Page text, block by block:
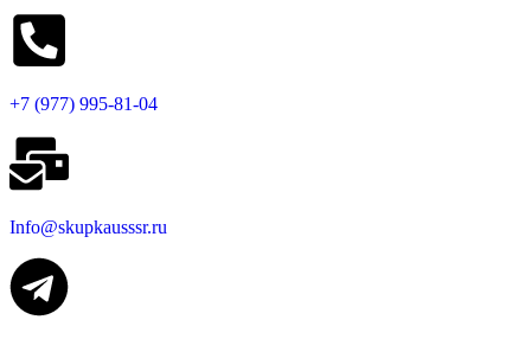
+7 (977) 995-81-04
Info@skupkausssr.ru